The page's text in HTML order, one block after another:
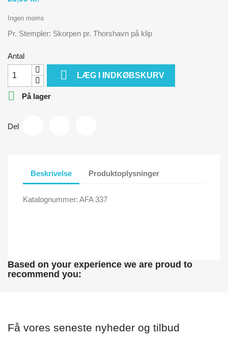
Ingen moms
Pr. Stempler: Skorpen pr. Thorshavn på klip
Antal
 LÆG I INDKØBSKURV
 På lager
Del
Beskrivelse Produktoplysninger
Katalognummer: AFA 337
Based on your experience we are proud to
recommend you:
Få vores seneste nyheder og tilbud